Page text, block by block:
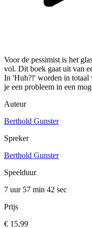
Voor de pessimist is het
vol. Dit boek gaat uit van
In 'Huh?!' worden in totaal
je een probleem in een
Auteur
Berthold Gunster
Spreker
Berthold Gunster
Speelduur
7 uur 57 min 42 sec
Prijs
€ 15,99